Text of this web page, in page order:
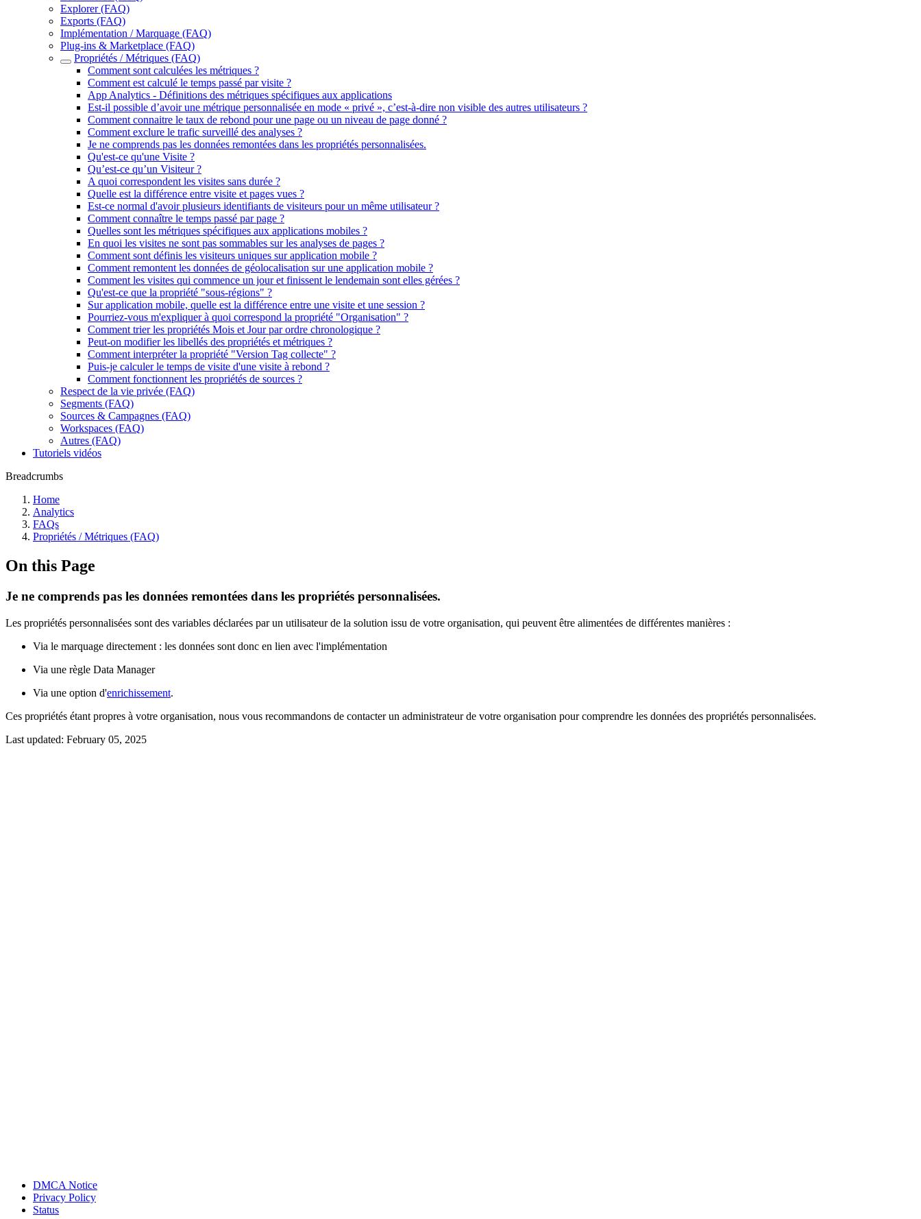
Explorer (FAQ)
Exports (FAQ)
Implémentation / Marquage (FAQ)
Plug-ins & Marketplace (FAQ)
Propriétés / Métriques (FAQ)
Comment sont calculées les métriques ?
Comment est calculé le temps passé par visite ?
App Analytics - Définitions des métriques spécifiques aux applications
Est-il possible d’avoir une métrique personnalisée en mode « privé », c’est-à-dire non visible des autres utilisateurs ?
Comment connaitre le taux de rebond pour une page ou un niveau de page donné ?
Comment exclure le trafic surveillé des analyses ?
Je ne comprends pas les données remontées dans les propriétés personnalisées.
Qu'est-ce qu'une Visite ?
Qu’est-ce qu’un Visiteur ?
A quoi correspondent les visites sans durée ?
Quelle est la différence entre visite et pages vues ?
Est-ce normal d'avoir plusieurs identifiants de visiteurs pour un même utilisateur ?
Comment connaître le temps passé par page ?
Quelles sont les métriques spécifiques aux applications mobiles ?
En quoi les visites ne sont pas sommables sur les analyses de pages ?
Comment sont définis les visiteurs uniques sur application mobile ?
Comment remontent les données de géolocalisation sur une application mobile ?
Comment les visites qui commence un jour et finissent le lendemain sont elles gérées ?
Qu'est-ce que la propriété "sous-régions" ?
Sur application mobile, quelle est la différence entre une visite et une session ?
Pourriez-vous m'expliquer à quoi correspond la propriété "Organisation" ?
Comment trier les propriétés Mois et Jour par ordre chronologique ?
Peut-on modifier les libellés des propriétés et métriques ?
Comment interpréter la propriété "Version Tag collecte" ?
Puis-je calculer le temps de visite d'une visite à rebond ?
Comment fonctionnent les propriétés de sources ?
Respect de la vie privée (FAQ)
Segments (FAQ)
Sources & Campagnes (FAQ)
Workspaces (FAQ)
Autres (FAQ)
Tutoriels vidéos
Breadcrumbs
Home
Analytics
FAQs
Propriétés / Métriques (FAQ)
On this Page
Je ne comprends pas les données remontées dans les propriétés personnalisées.
Les propriétés personnalisées sont des variables déclarées par un utilisateur de la solution issu de votre organisation, qui peuvent être alimentées de différentes manières :
Via le marquage directement : les données sont donc en lien avec l'implémentation
Via une règle Data Manager
Via une option d'enrichissement.
Ces propriétés étant propres à votre organisation, nous vous recommandons de contacter un administrateur de votre organisation pour comprendre les données des propriétés personnalisées.
Last updated: February 05, 2025
DMCA Notice
Privacy Policy
Status